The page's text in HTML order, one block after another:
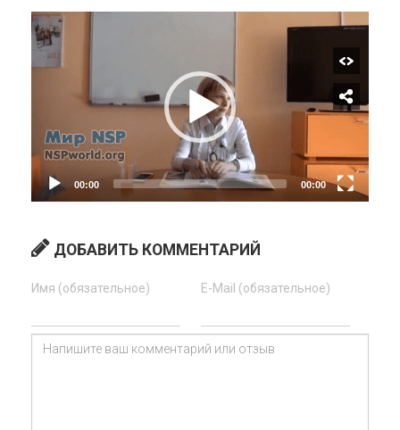
ДОБАВИТЬ КОММЕНТАРИЙ
Имя (обязательное) E-Mail (обязательное)